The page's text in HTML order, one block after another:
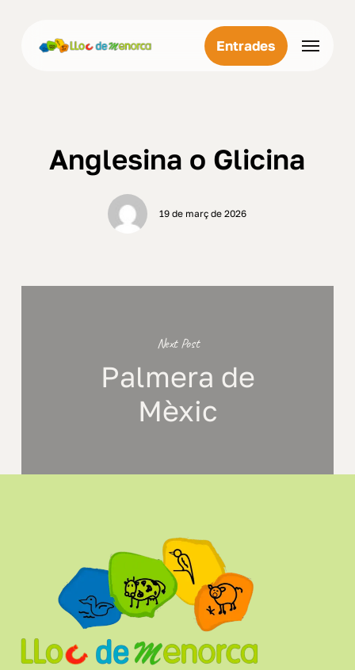
Entrades Menu
Anglesina o Glicina
19 de març de 2026
Next Post
Palmera de
Mèxic